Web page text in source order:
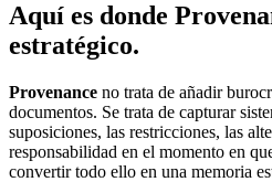
Aquí es donde
estratégico.
Provenance no trata de añadir
documentos. Se trata de capturar
suposiciones, las restricciones, las
responsabilidad en el momento en
convertir todo ello en una memoria